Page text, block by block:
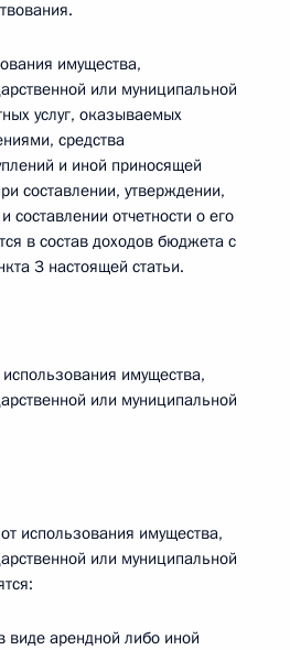
имущества,
или муниципальной
услуг, оказываемых
средства
и иной приносящей
составлении, утверждении,
составлении отчетности о его
в состав доходов бюджета с
3 настоящей статьи.
имущества,
или муниципальной
использования имущества,
или муниципальной
виде арендной либо иной